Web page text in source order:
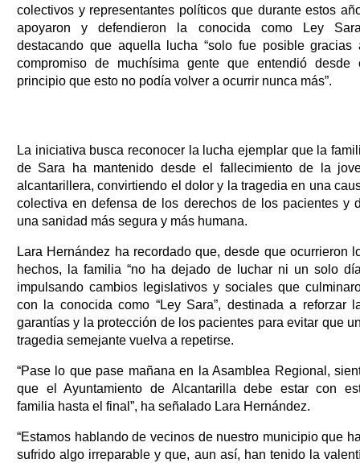
colectivos y representantes políticos que durante estos
apoyaron y defendieron la conocida como Ley
destacando que aquella lucha “solo fue posible gracias
compromiso de muchísima gente que entendió desde
principio que esto no podía volver a ocurrir nunca más”.
La iniciativa busca reconocer la lucha ejemplar que la
de Sara ha mantenido desde el fallecimiento de la
alcantarillera, convirtiendo el dolor y la tragedia en una
colectiva en defensa de los derechos de los pacientes y
una sanidad más segura y más humana.
Lara Hernández ha recordado que, desde que ocurrieron
hechos, la familia “no ha dejado de luchar ni un solo
impulsando cambios legislativos y sociales que
con la conocida como “Ley Sara”, destinada a reforzar
garantías y la protección de los pacientes para evitar que
tragedia semejante vuelva a repetirse.
“Pase lo que pase mañana en la Asamblea Regional,
que el Ayuntamiento de Alcantarilla debe estar con
familia hasta el final”, ha señalado Lara Hernández.
“Estamos hablando de vecinos de nuestro municipio que
sufrido algo irreparable y que, aun así, han tenido la